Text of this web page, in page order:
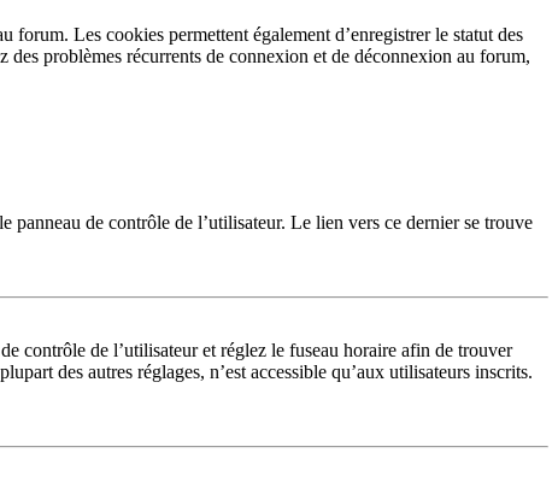
Les cookies permettent également d’enregistrer le statut des
problèmes récurrents de connexion et de déconnexion au forum,
panneau de contrôle de l’utilisateur. Le lien vers ce dernier se trouve
contrôle de l’utilisateur et réglez le fuseau horaire afin de trouver
des autres réglages, n’est accessible qu’aux utilisateurs inscrits.